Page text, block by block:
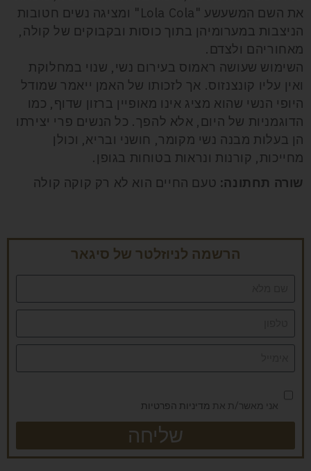
את השם המשעשע "Lola Cola " ומציגה נשים חטובות
הניצבות במערומיהן בתוך כוסות ובקבוקים של קולה,
מאחוריהם ולצדם.
השימוש שעושה ראמוס בעירום נשי, שנוי במחלוקת
ואין עליו קונצנזוס. אך לזכותו של האמן ייאמר שמודל
היופי הנשי שהוא מציג אינו מאופיין ברזון שדוף, כמו
הדוגמניות של היום, אלא להפך. כל הנשים פרי יצירתו
הן בעלות מבנה נשי מקומר, חושני ובריא, וכולן
מחייכות, קורנות ונראות בטוחות בגופן.
שורה תחתונה: טעם החיים הוא לא רק קוקה קולה
הרשמה לניוזלטר של סיגאר
אני מאשר/ת את מדיניות הפרטיות
שליחה